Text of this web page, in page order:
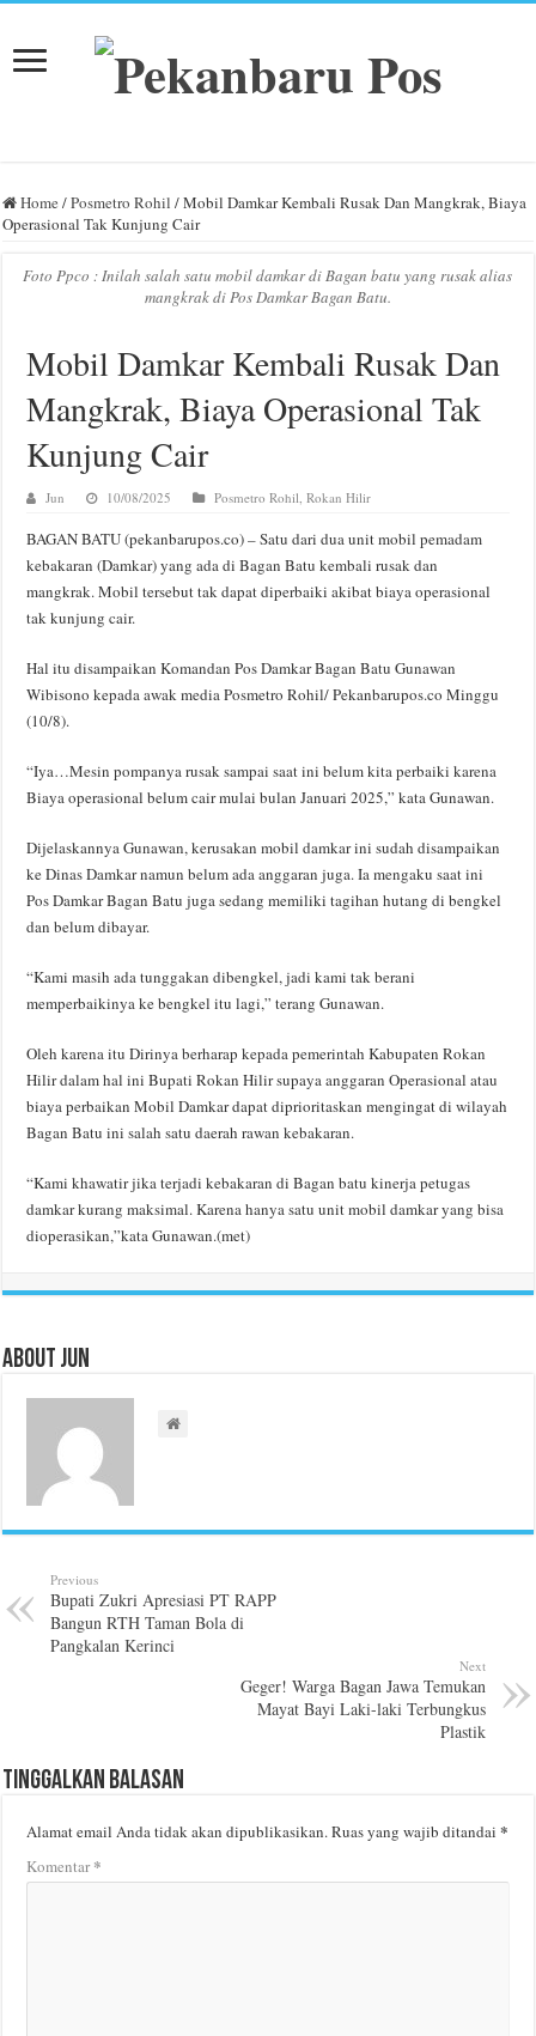
Home /Posmetro Rohil /Mobil Damkar Kembali Rusak Dan Mangkrak, Biaya
Operasional Tak Kunjung Cair
Foto Ppco : Inilah salah satu mobil damkar di Bagan batu yang rusak alias
mangkrak di Pos Damkar Bagan Batu.
Mobil Damkar Kembali Rusak Dan
Mangkrak, Biaya Operasional Tak
Kunjung Cair
Jun 10/08/2025 Posmetro Rohil ,Rokan Hilir
BAGAN BATU (pekanbarupos.co) – Satu dari dua unit mobil pemadam
kebakaran (Damkar) yang ada di Bagan Batu kembali rusak dan
mangkrak. Mobil tersebut tak dapat diperbaiki akibat biaya operasional
tak kunjung cair.
Hal itu disampaikan Komandan Pos Damkar Bagan Batu Gunawan
Wibisono kepada awak media Posmetro Rohil/ Pekanbarupos.co Minggu
(10/8).
“Iya…Mesin pompanya rusak sampai saat ini belum kita perbaiki karena
Biaya operasional belum cair mulai bulan Januari 2025,” kata Gunawan.
Dijelaskannya Gunawan, kerusakan mobil damkar ini sudah disampaikan
ke Dinas Damkar namun belum ada anggaran juga. Ia mengaku saat ini
Pos Damkar Bagan Batu juga sedang memiliki tagihan hutang di bengkel
dan belum dibayar.
“Kami masih ada tunggakan dibengkel, jadi kami tak berani
memperbaikinya ke bengkel itu lagi,” terang Gunawan.
Oleh karena itu Dirinya berharap kepada pemerintah Kabupaten Rokan
Hilir dalam hal ini Bupati Rokan Hilir supaya anggaran Operasional atau
biaya perbaikan Mobil Damkar dapat diprioritaskan mengingat di wilayah
Bagan Batu ini salah satu daerah rawan kebakaran.
“Kami khawatir jika terjadi kebakaran di Bagan batu kinerja petugas
damkar kurang maksimal. Karena hanya satu unit mobil damkar yang bisa
dioperasikan,”kata Gunawan.(met)
About Jun
Previous
Bupati Zukri Apresiasi PT RAPP
Bangun RTH Taman Bola di
Pangkalan Kerinci
Next
Geger! Warga Bagan Jawa Temukan
Mayat Bayi Laki-laki Terbungkus
Plastik
Tinggalkan Balasan
Alamat email Anda tidak akan dipublikasikan.Ruas yang wajib ditandai*
Komentar*